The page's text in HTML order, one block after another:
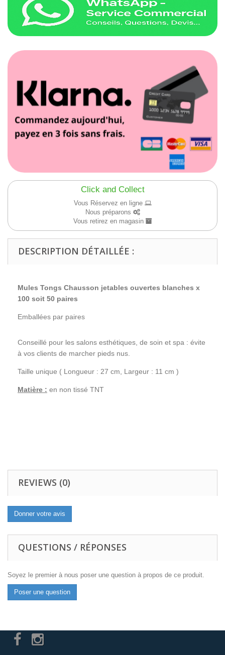
Click and Collect
Vous Réservez en ligne
Nous préparons
Vous retirez en magasin
DESCRIPTION DÉTAILLÉE :
Mules Tongs Chausson jetables ouvertes blanches x
100 soit 50 paires
Emballées par paires
Conseillé pour les salons esthétiques, de soin et spa : évite
à vos clients de marcher pieds nus.
Taille unique ( Longueur : 27 cm, Largeur : 11 cm )
Matière : en non tissé TNT
REVIEWS (0)
Donner votre avis
QUESTIONS / RÉPONSES
Soyez le premier à nous poser une question à propos de ce produit.
Poser une question